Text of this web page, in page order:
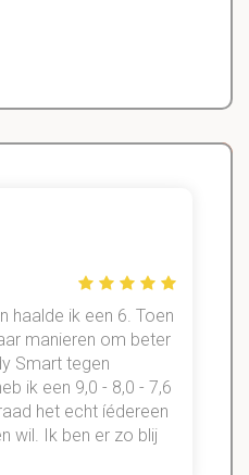
haalde ik een 6. Toen
manieren om beter
Smart tegen
ik een 9,0 - 8,0 - 7,6
het echt íédereen
wil. Ik ben er zo blij